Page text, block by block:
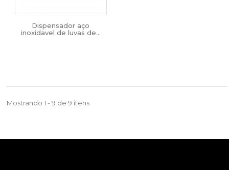
Dispensador aço
inoxidavel de luvas de...
Mostrando 1 - 9 de 9 itens